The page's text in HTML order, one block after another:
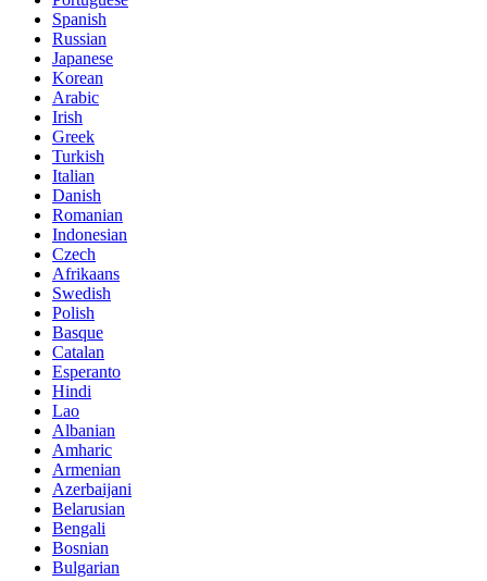
Spanish
Russian
Japanese
Korean
Arabic
Irish
Greek
Turkish
Italian
Danish
Romanian
Indonesian
Czech
Afrikaans
Swedish
Polish
Basque
Catalan
Esperanto
Hindi
Lao
Albanian
Amharic
Armenian
Azerbaijani
Belarusian
Bengali
Bosnian
Bulgarian